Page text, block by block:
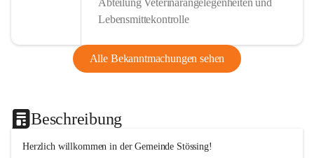
Abteilung Veterinärangelegenheiten und
Lebensmittekontrolle
Alle Bekanntmachungen sehen
Beschreibung
Herzlich willkommen in der Gemeinde Stössing!